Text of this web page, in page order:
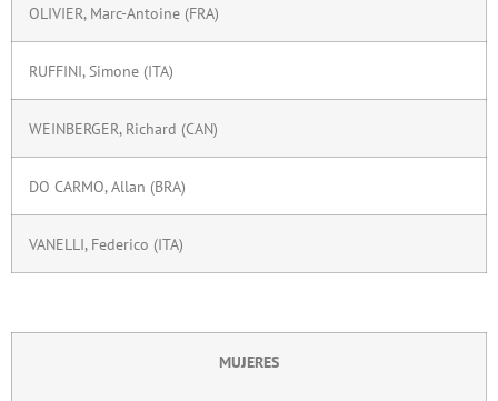
OLIVIER, Marc-Antoine (FRA)
RUFFINI, Simone (ITA)
WEINBERGER, Richard (CAN)
DO CARMO, Allan (BRA)
VANELLI, Federico (ITA)
MUJERES